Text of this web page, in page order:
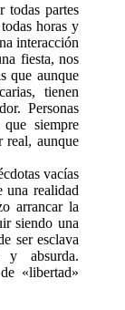
todas partes
horas y
interacción
fiesta, nos
que aunque
tienen
Personas
siempre
real, aunque
vacías
una realidad
arrancar la
siendo una
ser esclava
y absurda.
«libertad»